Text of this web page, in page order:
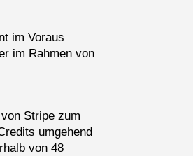
im Voraus
im Rahmen von
Stripe zum
umgehend
von 48